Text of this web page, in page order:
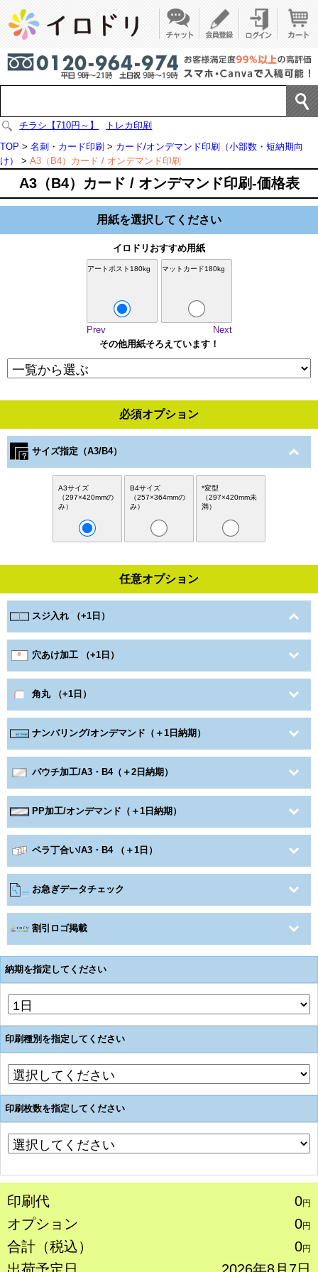
チラシ【710円～】
トレカ印刷
TOP > 名刺・カード印刷 > カード/オンデマンド印刷（小部数・短納期向
け）
> A3（B4）カード / オンデマンド印刷
A3（B4）カード / オンデマンド印刷-価格表
用紙を選択してください
イロドリおすすめ用紙
アートポスト180kg マットカード180kg
Prev
Next
その他用紙そろえています！
必須オプション
サイズ指定（A3/B4）
A3サイズ
（297×420mmの
み）
B4サイズ
（257×364mmの
み）
*変型
（297×420mm未
満）
任意オプション
スジ入れ （+1日）
穴あけ加工 （+1日）
角丸 （+1日）
ナンバリング/オンデマンド（＋1日納期）
パウチ加工/A3・B4（＋2日納期）
PP加工/オンデマンド（＋1日納期）
ペラ丁合い/A3・B4 （＋1日）
お急ぎデータチェック
割引ロゴ掲載
納期を指定してください
印刷種別を指定してください
印刷枚数を指定してください
印刷代 0円
オプション 0円
合計（税込） 0円